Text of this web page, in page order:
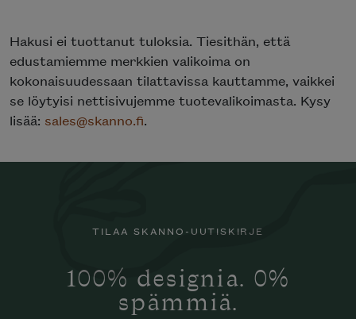
Hakusi ei tuottanut tuloksia. Tiesithän, että
edustamiemme merkkien valikoima on
kokonaisuudessaan tilattavissa kauttamme, vaikkei
se löytyisi nettisivujemme tuotevalikoimasta. Kysy
lisää: sales@skanno.fi.
TILAA SKANNO-UUTISKIRJE
100% designia. 0%
spämmiä.